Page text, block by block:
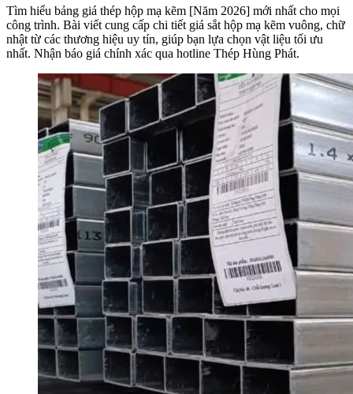
Tìm hiểu bảng giá thép hộp mạ kẽm [Năm 2026] mới nhất cho mọi
công trình. Bài viết cung cấp chi tiết giá sắt hộp mạ kẽm vuông, chữ
nhật từ các thương hiệu uy tín, giúp bạn lựa chọn vật liệu tối ưu
nhất. Nhận báo giá chính xác qua hotline Thép Hùng Phát.